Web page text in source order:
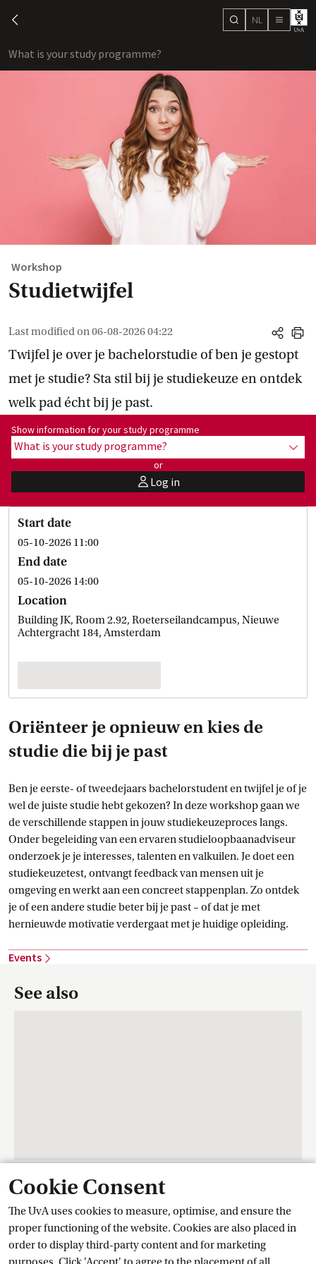
Cookie Consent
The UvA uses cookies to measure, optimise, and ensure the
proper functioning of the website. Cookies are also placed in
order to display third-party content and for marketing
chevron-left search
NL menu
What is your study programme?
Workshop
Studietwijfel
Last modified on06-08-2026 04:22
share
print
Twijfel je over je bachelorstudie of ben je gestopt
met je studie? Sta stil bij je studiekeuze en ontdek
welk pad écht bij je past.
Show information for programme:
Show information for your study programme
What is your study programme?
or
userLog in
Start date
05-10-2026 11:00
End date
05-10-2026 14:00
Location
Building JK, Room 2.92, Roeterseilandcampus, Nieuwe
Achtergracht 184, Amsterdam
Oriënteer je opnieuw en kies de
studie die bij je past
Ben je eerste- of tweedejaars bachelorstudent en twijfel je of je
wel de juiste studie hebt gekozen? In deze workshop gaan we
de verschillende stappen in jouw studiekeuzeproces langs.
Onder begeleiding van een ervaren studieloopbaanadviseur
onderzoek je je interesses, talenten en valkuilen. Je doet een
studiekeuzetest, ontvangt feedback van mensen uit je
omgeving en werkt aan een concreet stappenplan. Zo ontdek
je of een andere studie beter bij je past – of dat je met
hernieuwde motivatie verdergaat met je huidige opleiding.
Events
See also
Contact
Training Centre Student Services